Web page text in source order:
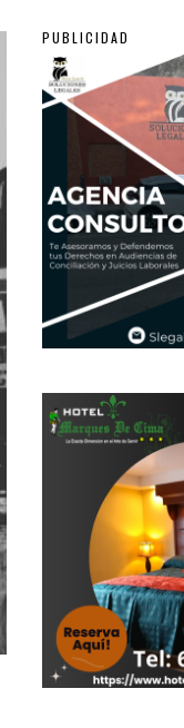
PUBLICIDAD